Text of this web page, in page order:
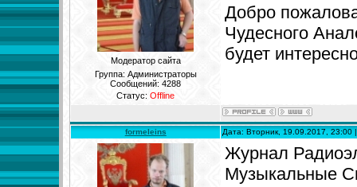
Модератор сайта
Группа: Администраторы
Сообщений:4288
Статус:Offline
Добро
Чудесного
будет
formeleins Дата: Вторник, 19.09.2017,
Журнал
Музыкальные